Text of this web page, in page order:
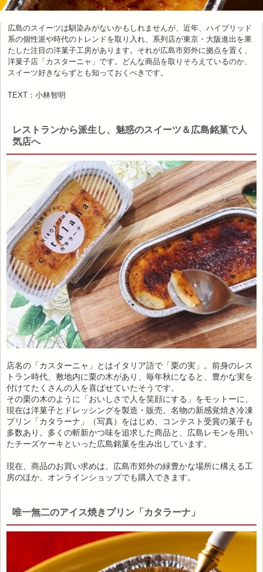
広島のスイーツは馴染みがないかもしれませんが、近年、ハイブリッド
系の個性派や時代のトレンドを取り入れ、系列店が東京・大阪進出を果
たした注目の洋菓子工房があります。それが広島市郊外に拠点を置く、
洋菓子店「カスターニャ」です。どんな商品を取りそろえているのか、
スイーツ好きならずとも知っておくべきです。
TEXT：小林智明
レストランから派生し、魅惑のスイーツ＆広島銘菓で人
気店へ
店名の「カスターニャ」とはイタリア語で「栗の実」。前身のレス
トラン時代、敷地内に栗の木があり、毎年秋になると、豊かな実を
付けてたくさんの人を喜ばせていたそうです。
その栗の木のように「おいしさで人を笑顔にする」をモットーに、
現在は洋菓子とドレッシングを製造・販売。名物の新感覚焼き冷凍
プリン「カタラーナ」（写真）をはじめ、コンテスト受賞の菓子も
多数あり。多くの斬新かつ味を追求した商品と、広島レモンを用い
たチーズケーキといった広島銘菓を生み出しています。
現在、商品のお買い求めは、広島市郊外の緑豊かな場所に構える工
房のほか、オンラインショップでも購入できます。
唯一無二のアイス焼きプリン「カタラーナ」